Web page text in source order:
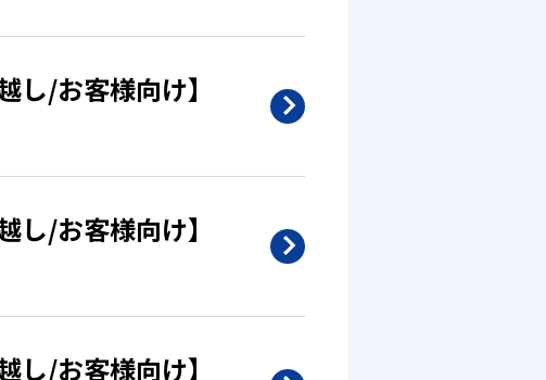
/お客様向け】
/お客様向け】
/お客様向け】